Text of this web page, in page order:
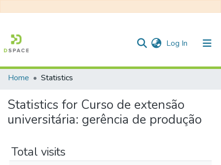
Log In (current)
All of DSpace
Home Statistics
Statistics for Curso de extensão
universitária: gerência de produção
Total visits